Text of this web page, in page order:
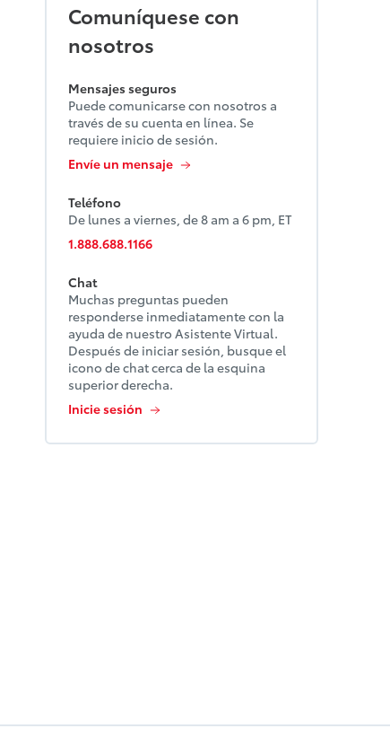
Comuníquese con
nosotros
Mensajes seguros
Puede comunicarse con nosotros a
través de su cuenta en línea. Se
requiere inicio de sesión.
Envíe un mensaje
Teléfono
De lunes a viernes, de 8 am a 6 pm, ET
1.888.688.1166
Chat
Muchas preguntas pueden
responderse inmediatamente con la
ayuda de nuestro Asistente Virtual.
Después de iniciar sesión, busque el
icono de chat cerca de la esquina
superior derecha.
Inicie sesión